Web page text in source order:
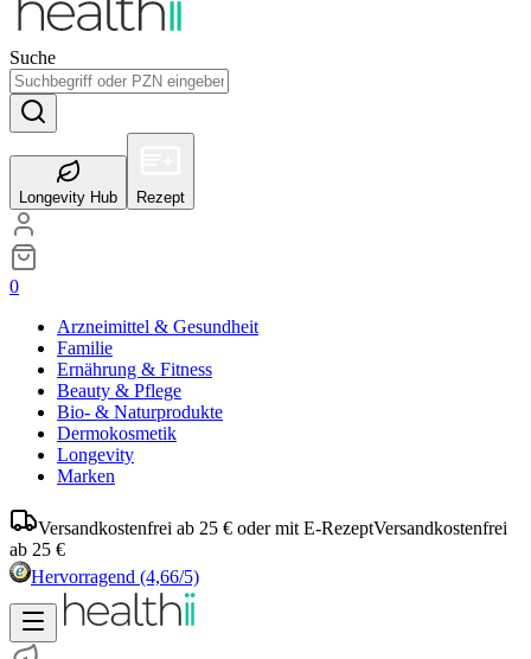
Suche
Longevity Hub Rezept
0
Arzneimittel & Gesundheit
Familie
Ernährung & Fitness
Beauty & Pflege
Bio- & Naturprodukte
Dermokosmetik
Longevity
Marken
Versandkostenfrei ab 25 € oder mit E-RezeptVersandkostenfrei
ab 25 €
Hervorragend (4,66/5)